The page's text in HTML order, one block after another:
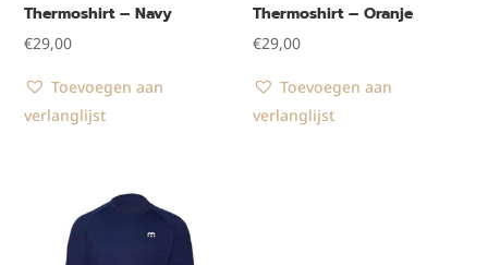
Thermoshirt – Navy
€29,00
Toevoegen aan
verlanglijst
Thermoshirt – Oranje
€29,00
Toevoegen aan
verlanglijst